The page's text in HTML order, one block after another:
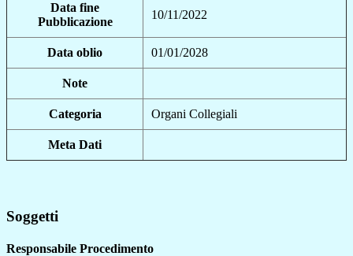
Data fine
Pubblicazione
10/11/2022
Data oblio 01/01/2028
Note
Categoria Organi Collegiali
Meta Dati
Soggetti
Responsabile Procedimento